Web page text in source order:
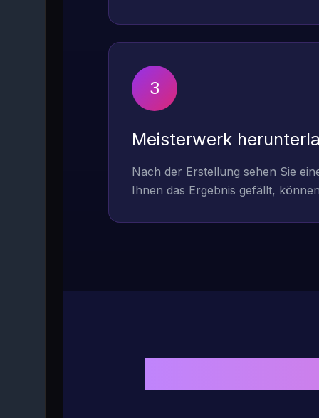
3
Meisterwerk
Nach der Erstellung sehen Sie
Ihnen das Ergebnis gefällt,